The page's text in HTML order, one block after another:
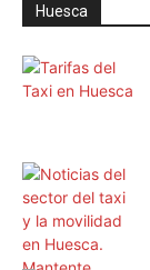
Huesca